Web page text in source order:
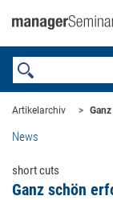
Artikelarchiv
News
short cuts
Ganz schön